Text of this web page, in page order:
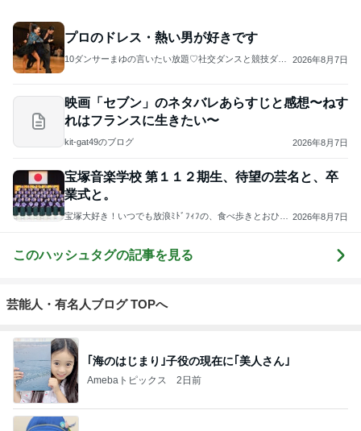
プロのドレス・熱い男が好きです
10ダンサーまゆの言いたい放題♡社交ダンスと競技ダン
2026年8月7日
映画「セブン」のネタバレあらすじと感想〜ねす
れはフランスに生きたい〜
kit-gat49のブログ 2026年8月7日
宝塚音楽学校 第１１２期生、待望の芸名と、卒
業式と。
宝塚大好き！いつでも放浪ﾐﾄﾞﾌｨﾌの、食べ歩きとおひと
2026年8月7日
このハッシュタグの記事を見る
芸能人・有名人ブログ TOPへ
｢海のはじまり｣子役の現在に｢美人さん｣
Amebaトピックス 2日前